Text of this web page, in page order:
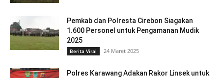
Pemkab dan Polresta Cirebon Siagakan
1.600 Personel untuk Pengamanan Mudik
2025
Berita Viral 24 Maret 2025
Polres Karawang Adakan Rakor Linsek untuk